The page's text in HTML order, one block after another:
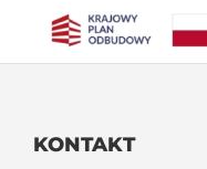
KONTAKT